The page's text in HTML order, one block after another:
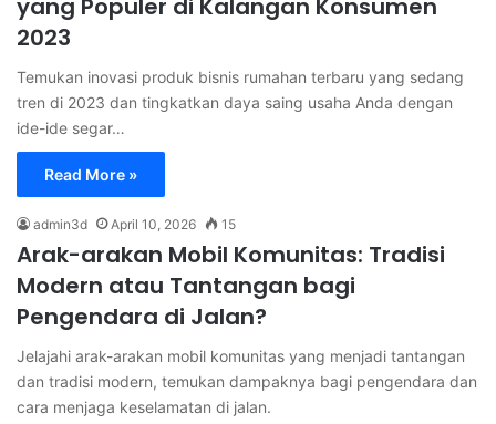
yang Populer di Kalangan Konsumen
2023
Temukan inovasi produk bisnis rumahan terbaru yang sedang
tren di 2023 dan tingkatkan daya saing usaha Anda dengan
ide-ide segar…
Read More »
admin3d April 10, 2026 15
Arak-arakan Mobil Komunitas: Tradisi
Modern atau Tantangan bagi
Pengendara di Jalan?
Jelajahi arak-arakan mobil komunitas yang menjadi tantangan
dan tradisi modern, temukan dampaknya bagi pengendara dan
cara menjaga keselamatan di jalan.